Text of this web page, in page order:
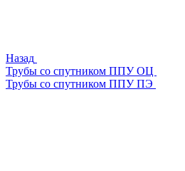
Назад
Трубы со спутником ППУ ОЦ
Трубы со спутником ППУ ПЭ